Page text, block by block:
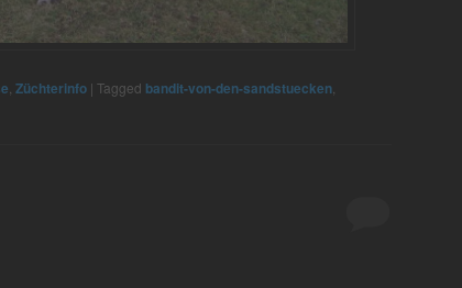
Züchterinfo | Tagged bandit-von-den-sandstuecken